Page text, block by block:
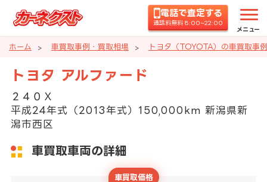
電話で査定する
通話料無料 8:00~22:00
メニュー
ホーム 車買取事例・買取相場 トヨタ（TOYOTA）の車買取事
トヨタ アルファード
２４０Ｘ
平成24年式（2013年式）150,000km 新潟県新
潟市西区
車買取車両の詳細
車買取価格